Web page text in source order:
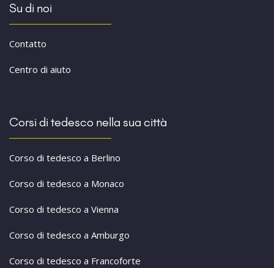
Su di noi
Contatto
Centro di aiuto
Corsi di tedesco nella sua città
Corso di tedesco a Berlino
Corso di tedesco a Monaco
Corso di tedesco a Vienna
Corso di tedesco a Amburgo
Corso di tedesco a Francoforte